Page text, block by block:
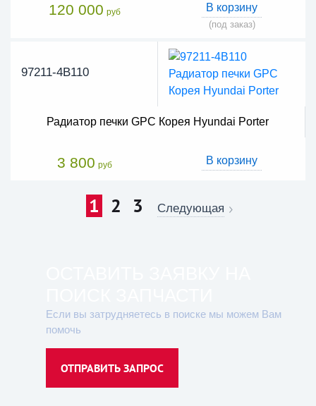
120 000 руб В корзину
(под заказ)
97211-4B110
Радиатор печки GPC Корея Hyundai Porter
3 800 руб В корзину
1 2 3 Следующая
Если вы затрудняетесь в поиске мы можем Вам
помочь
ОТПРАВИТЬ ЗАПРОС